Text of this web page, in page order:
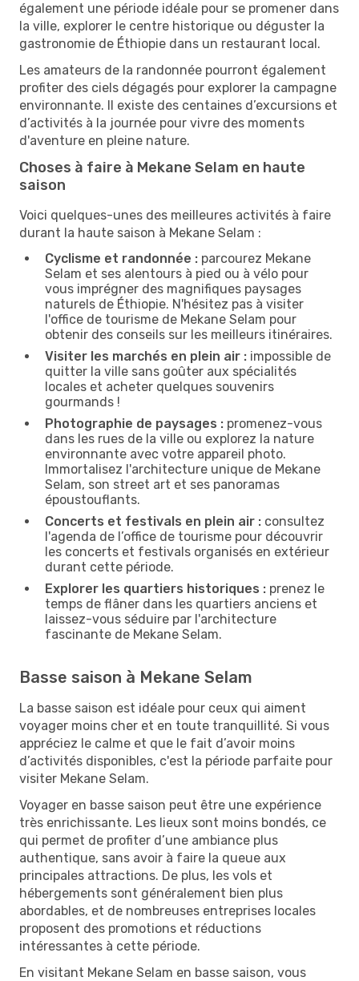
également une période idéale pour se promener dans
la ville, explorer le centre historique ou déguster la
gastronomie de Éthiopie dans un restaurant local.
Les amateurs de la randonnée pourront également
profiter des ciels dégagés pour explorer la campagne
environnante. Il existe des centaines d’excursions et
d’activités à la journée pour vivre des moments
d'aventure en pleine nature.
Choses à faire à Mekane Selam en haute
saison
Voici quelques-unes des meilleures activités à faire
durant la haute saison à Mekane Selam :
Cyclisme et randonnée : parcourez Mekane
Selam et ses alentours à pied ou à vélo pour
vous imprégner des magnifiques paysages
naturels de Éthiopie. N'hésitez pas à visiter
l'office de tourisme de Mekane Selam pour
obtenir des conseils sur les meilleurs itinéraires.
Visiter les marchés en plein air : impossible de
quitter la ville sans goûter aux spécialités
locales et acheter quelques souvenirs
gourmands !
Photographie de paysages : promenez-vous
dans les rues de la ville ou explorez la nature
environnante avec votre appareil photo.
Immortalisez l'architecture unique de Mekane
Selam, son street art et ses panoramas
époustouflants.
Concerts et festivals en plein air : consultez
l'agenda de l’office de tourisme pour découvrir
les concerts et festivals organisés en extérieur
durant cette période.
Explorer les quartiers historiques : prenez le
temps de flâner dans les quartiers anciens et
laissez-vous séduire par l'architecture
fascinante de Mekane Selam.
Basse saison à Mekane Selam
La basse saison est idéale pour ceux qui aiment
voyager moins cher et en toute tranquillité. Si vous
appréciez le calme et que le fait d’avoir moins
d’activités disponibles, c'est la période parfaite pour
visiter Mekane Selam.
Voyager en basse saison peut être une expérience
très enrichissante. Les lieux sont moins bondés, ce
qui permet de profiter d’une ambiance plus
authentique, sans avoir à faire la queue aux
principales attractions. De plus, les vols et
hébergements sont généralement bien plus
abordables, et de nombreuses entreprises locales
proposent des promotions et réductions
intéressantes à cette période.
En visitant Mekane Selam en basse saison, vous